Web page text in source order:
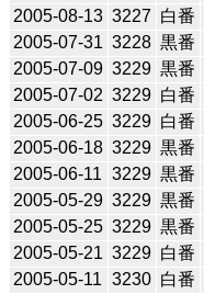
2005-08-13 3227 白番
2005-07-31 3228 黒番
2005-07-09 3229 黒番
2005-07-02 3229 白番
2005-06-25 3229 白番
2005-06-18 3229 黒番
2005-06-11 3229 黒番
2005-05-29 3229 黒番
2005-05-25 3229 黒番
2005-05-21 3229 白番
2005-05-11 3230 白番